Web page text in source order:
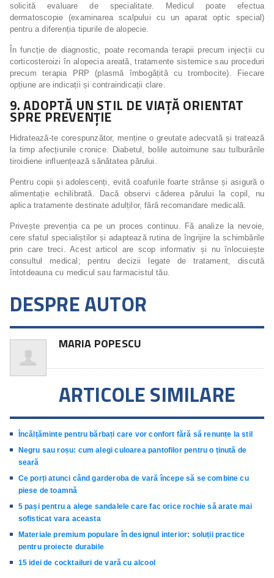
solicită evaluare de specialitate. Medicul poate efectua
dermatoscopie (examinarea scalpului cu un aparat optic special)
pentru a diferenția tipurile de alopecie.
În funcție de diagnostic, poate recomanda terapii precum injecții cu
corticosteroizi în alopecia areată, tratamente sistemice sau proceduri
precum terapia PRP (plasmă îmbogățită cu trombocite). Fiecare
opțiune are indicații și contraindicații clare.
9. ADOPTĂ UN STIL DE VIAȚĂ ORIENTAT
SPRE PREVENȚIE
Hidratează-te corespunzător, menține o greutate adecvată și tratează
la timp afecțiunile cronice. Diabetul, bolile autoimune sau tulburările
tiroidiene influențează sănătatea părului.
Pentru copii și adolescenți, evită coafurile foarte strânse și asigură o
alimentație echilibrată. Dacă observi căderea părului la copil, nu
aplica tratamente destinate adulților, fără recomandare medicală.
Privește prevenția ca pe un proces continuu. Fă analize la nevoie,
cere sfatul specialiștilor și adaptează rutina de îngrijire la schimbările
prin care treci. Acest articol are scop informativ și nu înlocuiește
consultul medical; pentru decizii legate de tratament, discută
întotdeauna cu medicul sau farmacistul tău.
DESPRE AUTOR
MARIA POPESCU
ARTICOLE SIMILARE
Încălțăminte pentru bărbați care vor confort fără să renunțe la stil
Negru sau roșu: cum alegi culoarea pantofilor pentru o ținută de
seară
Ce porți atunci când garderoba de vară începe să se combine cu
piese de toamnă
5 pași pentru a alege sandalele care fac orice rochie să arate mai
sofisticat vara aceasta
Materiale premium populare în designul interior: soluții practice
pentru proiecte durabile
15 idei de cocktailuri de vară cu alcool